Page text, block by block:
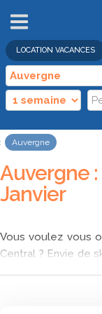
LOCATION VACANCES
Auvergne
Auvergne :
Janvier
Vous voulez vous
Central ? Envie de
les offres pour un
de janvier et de